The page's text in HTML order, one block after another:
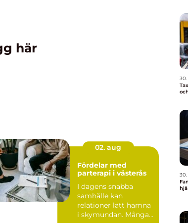
här
02. aug
Fördelar med
parterapi i västerås
I dagens snabba
samhälle kan
relationer lätt hamna
i skymundan. Många
Taxi